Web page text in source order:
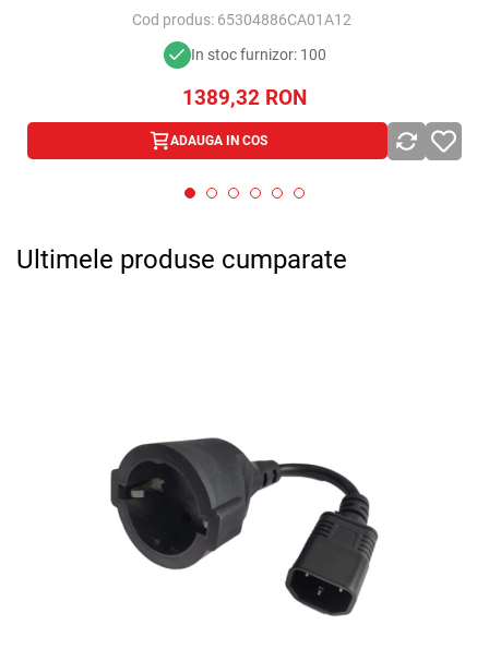
Cod produs: 65304886CA01A12
In stoc furnizor: 100
1389,32 RON
ADAUGA IN COS
Ultimele produse cumparate